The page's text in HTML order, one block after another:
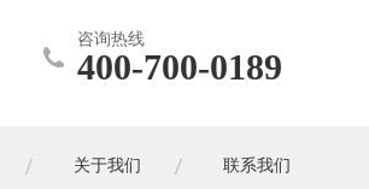
咨询热线
400-700-0189
关于我们 联系我们